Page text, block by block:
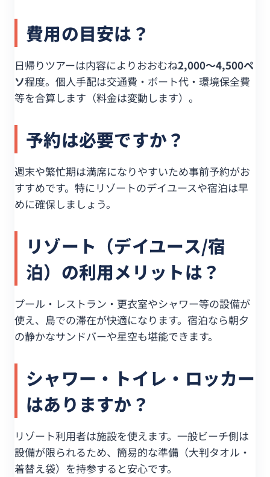
費用の目安は？
日帰りツアーは内容によりおおむね2,000〜4,500ペ
ソ程度。個人手配は交通費・ボート代・環境保全費
等を合算します（料金は変動します）。
予約は必要ですか？
週末や繁忙期は満席になりやすいため事前予約がお
すすめです。特にリゾートのデイユースや宿泊は早
めに確保しましょう。
リゾート（デイユース/宿
泊）の利用メリットは？
プール・レストラン・更衣室やシャワー等の設備が
使え、島での滞在が快適になります。宿泊なら朝夕
の静かなサンドバーや星空も堪能できます。
シャワー・トイレ・ロッカー
はありますか？
リゾート利用者は施設を使えます。一般ビーチ側は
設備が限られるため、簡易的な準備（大判タオル・
着替え袋）を持参すると安心です。